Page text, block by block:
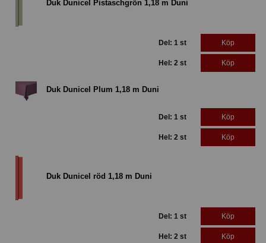
Duk Dunicel Pistaschgrön 1,18 m Duni
Del: 1 st Köp
Hel: 2 st Köp
Duk Dunicel Plum 1,18 m Duni
Del: 1 st Köp
Hel: 2 st Köp
Duk Dunicel röd 1,18 m Duni
Del: 1 st Köp
Hel: 2 st Köp